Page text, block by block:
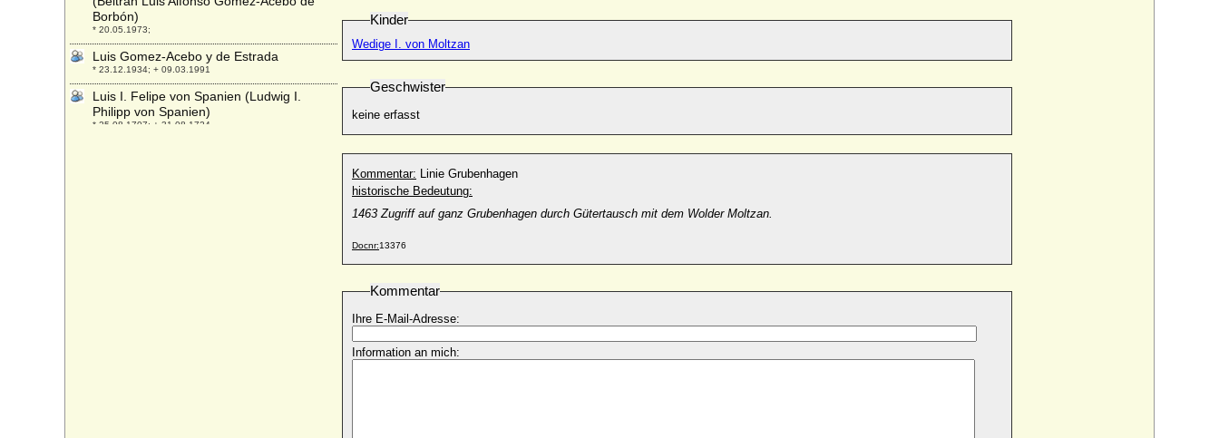
Kinder
Wedige I. von Moltzan
Geschwister
keine erfasst
Kommentar: Linie Grubenhagen
historische Bedeutung:
1463 Zugriff auf ganz Grubenhagen durch Gütertausch mit dem Wolder Moltzan.
Docnr:13376
Kommentar
Ihre E-Mail-Adresse:
Information an mich:
Borbón)
* 20.05.1973;
Luis Gomez-Acebo y de Estrada
* 23.12.1934; + 09.03.1991
Luis I. Felipe von Spanien (Ludwig I.
Philipp von Spanien)
* 25.08.1707; + 31.08.1724